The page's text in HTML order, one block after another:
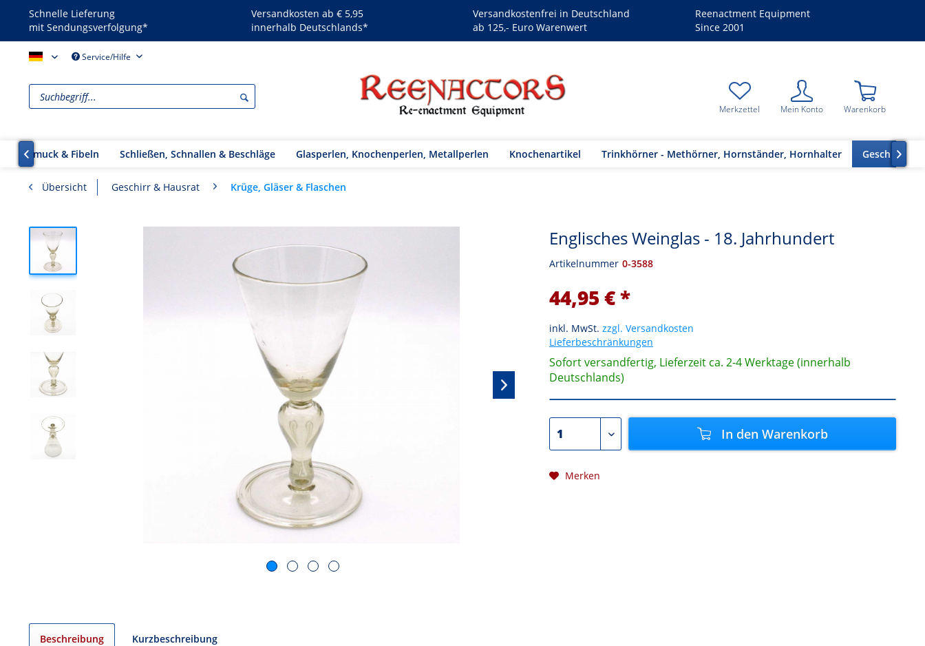
Schnelle Lieferung
mit Sendungsverfolgung*
Versandkosten ab € 5,95
innerhalb Deutschlands*
Versandkostenfrei in Deutschland
ab 125,- Euro Warenwert
Reenactment Equipment
Since 2001
Reenactors - DEService/Hilfe
Merkzettel Mein Konto Warenkorb
Schmuck & Fibeln Schließen, Schnallen & Beschläge Glasperlen, Knochenperlen, Metallperlen Knochenartikel Trinkhörner - Methörner, Hornständer, Hornhalter Geschirr &
 
Übersicht Geschirr & Hausrat Krüge, Gläser & Flaschen
Englisches Weinglas - 18. Jahrhundert
Artikelnummer 0-3588
44,95 € *
inkl. MwSt. zzgl. Versandkosten
Lieferbeschränkungen
Sofort versandfertig, Lieferzeit ca. 2-4 Werktage (innerhalb
Deutschlands)
In den Warenkorb
Merken
Beschreibung Kurzbeschreibung